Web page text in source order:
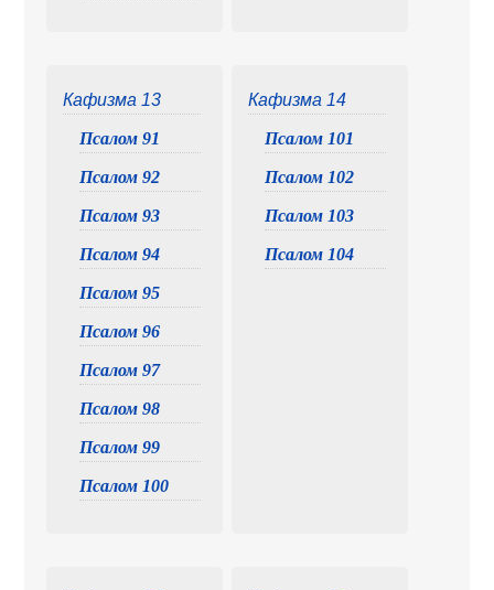
Кафизма 13
Псалом 91
Псалом 92
Псалом 93
Псалом 94
Псалом 95
Псалом 96
Псалом 97
Псалом 98
Псалом 99
Псалом 100
Кафизма 14
Псалом 101
Псалом 102
Псалом 103
Псалом 104